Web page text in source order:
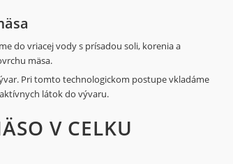
do vriacej vody s prísadou soli, korenia a
mäsa.
Pri tomto technologickom postupe vkladáme
látok do vývaru.
V CELKU